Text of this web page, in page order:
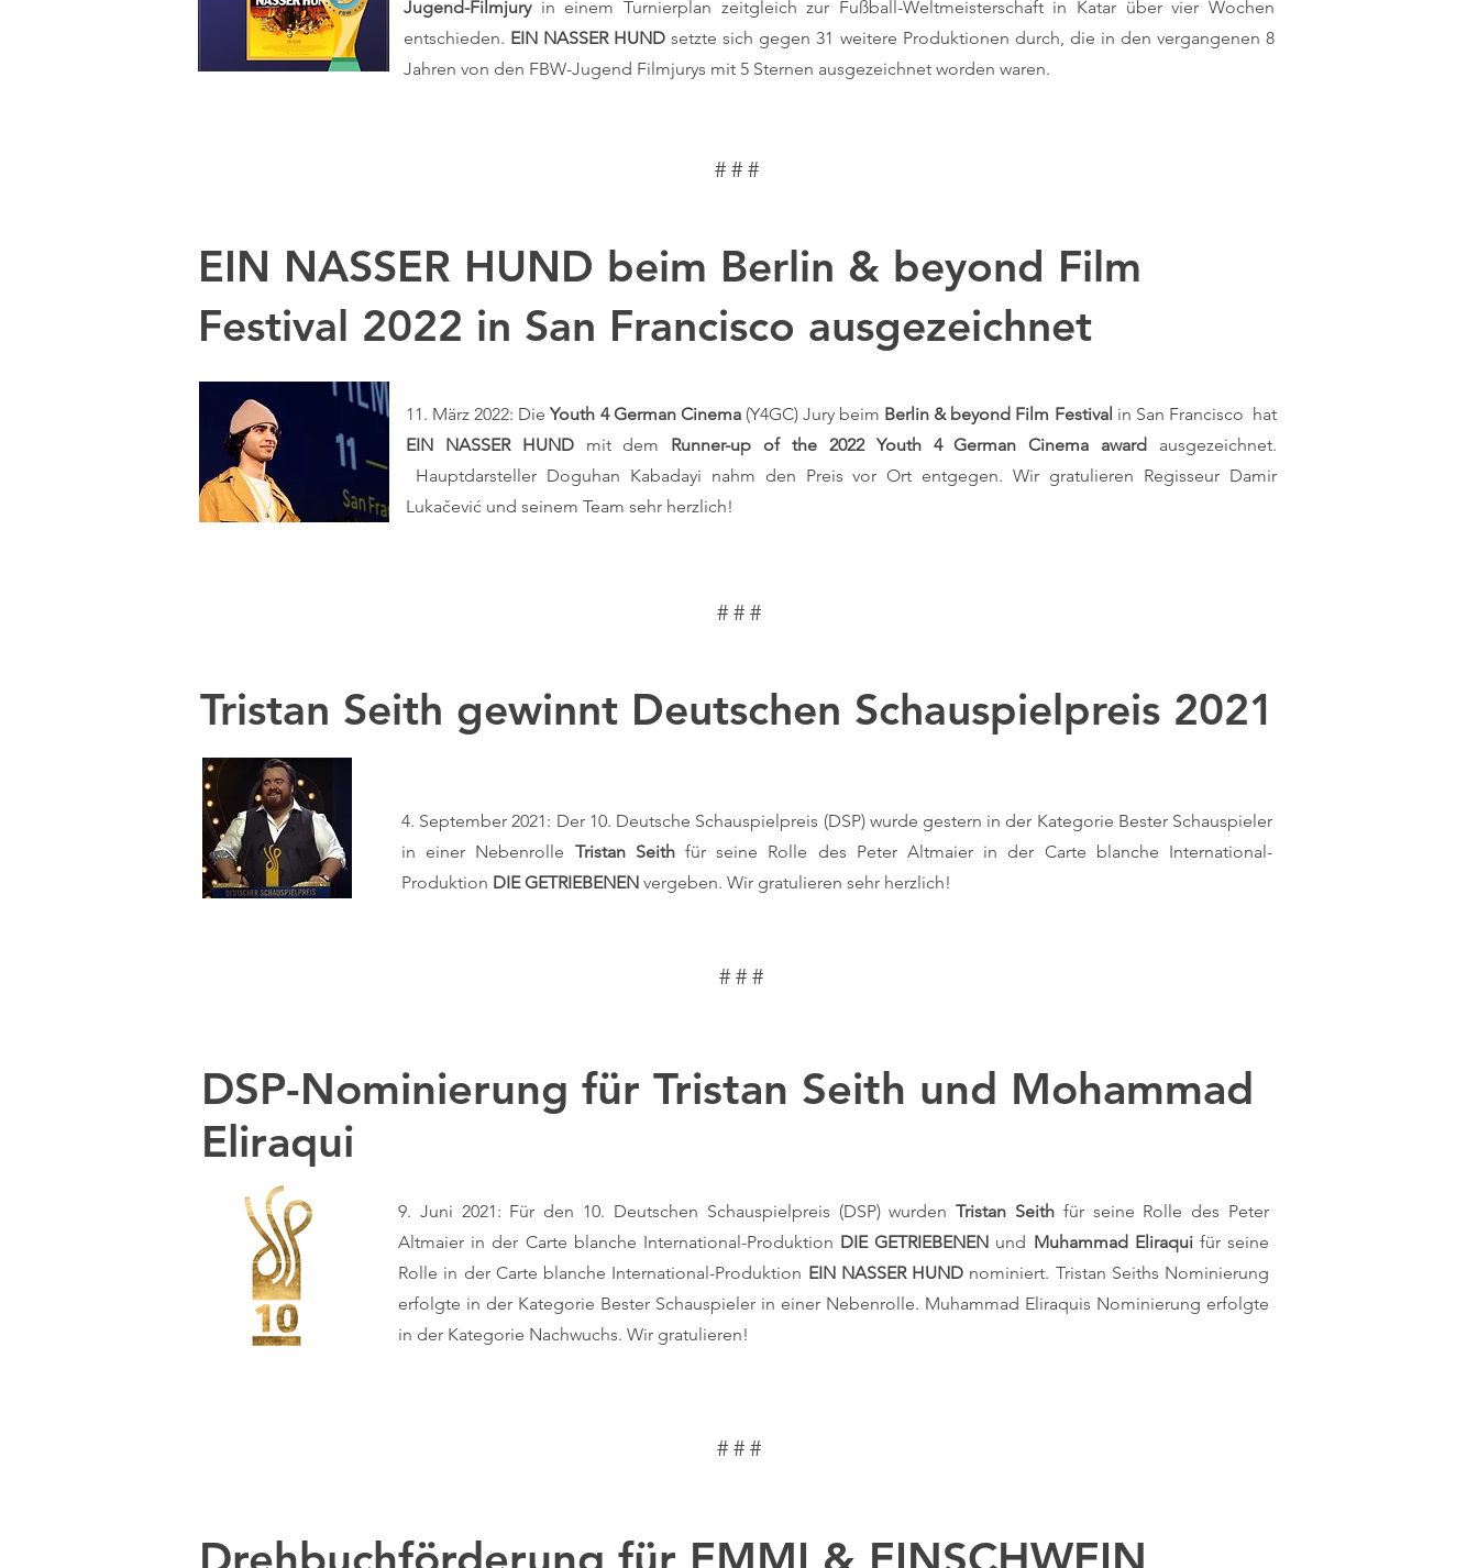
Jugend-Filmjuryin einem Turnierplan zeitgleich zur Fußball-Weltmeisterschaft in Katar über vier Wochen
entschieden. EIN NASSER HUND setzte sich gegen 31 weitere Produktionen durch, die in den vergangenen 8
Jahren von den FBW-Jugend Filmjurys mit 5 Sternen ausgezeichnet worden waren.
# # #
EIN NASSER HUND beim Berlin & beyond Film
Festival 2022 in San Francisco ausgezeichnet
11. März 2022: DieYouth 4 German Cinema(Y4GC) Jury beim Berlin & beyond Film Festival in San Francisco hat
EIN NASSER HUNDmit dem Runner-up of the 2022 Youth 4 German Cinema award ausgezeichnet.
Hauptdarsteller Doguhan Kabadayi nahm den Preis vor Ort entgegen. Wir gratulieren Regisseur Damir
Lukačević und seinem Team sehr herzlich!
# # #
Tristan Seith gewinnt Deutschen Schauspielpreis 2021
4. September 2021: Der 10. Deutsche Schauspielpreis (DSP) wurde gestern in der Kategorie Bester Schauspieler
in einer Nebenrolle Tristan Seithfür seine Rolle des Peter Altmaier in der Carte blanche International-
Produktion DIE GETRIEBENEN vergeben. Wir gratulieren sehr herzlich!
# # #
DSP-Nominierung für Tristan Seith und Mohammad
Eliraqui
9. Juni 2021: Für den 10. Deutschen Schauspielpreis (DSP) wurdenTristan Seithfür seine Rolle des Peter
Altmaier in der Carte blanche International-Produktion DIE GETRIEBENEN und Muhammad Eliraquifür seine
Rolle in der Carte blanche International-Produktion EIN NASSER HUND nominiert. Tristan Seiths Nominierung
erfolgte in der Kategorie Bester Schauspieler in einer Nebenrolle. Muhammad Eliraquis Nominierung erfolgte
in der Kategorie Nachwuchs. Wir gratulieren!
# # #